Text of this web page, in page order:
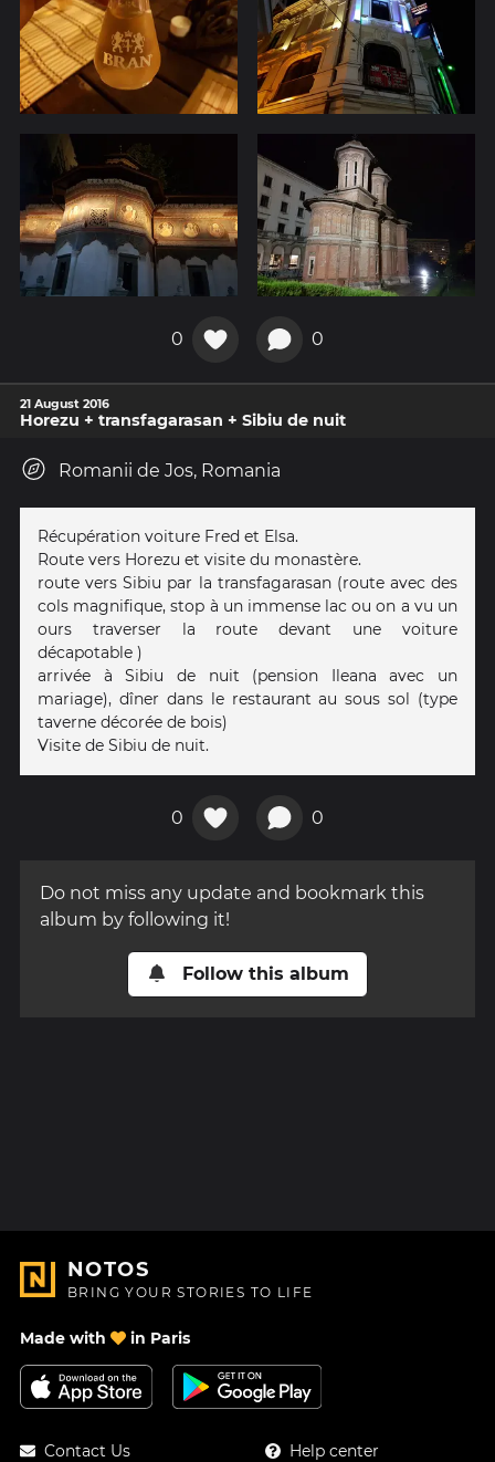
0 0
21 August 2016
Horezu + transfagarasan + Sibiu de nuit
Romanii de Jos, Romania
Récupération voiture Fred et Elsa.
Route vers Horezu et visite du monastère.
route vers Sibiu par la transfagarasan (route avec des
cols magnifique, stop à un immense lac ou on a vu un
ours traverser la route devant une voiture
décapotable )
arrivée à Sibiu de nuit (pension Ileana avec un
mariage), dîner dans le restaurant au sous sol (type
taverne décorée de bois)
Visite de Sibiu de nuit.
0 0
Do not miss any update and bookmark this
album by following it!
Follow this album
NOTOS
BRING YOUR STORIES TO LIFE
Made with in Paris
Contact Us Help center